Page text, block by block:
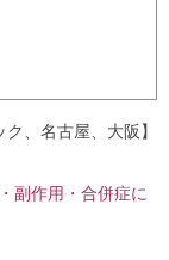
ク、名古屋、大阪】
副作用・合併症に